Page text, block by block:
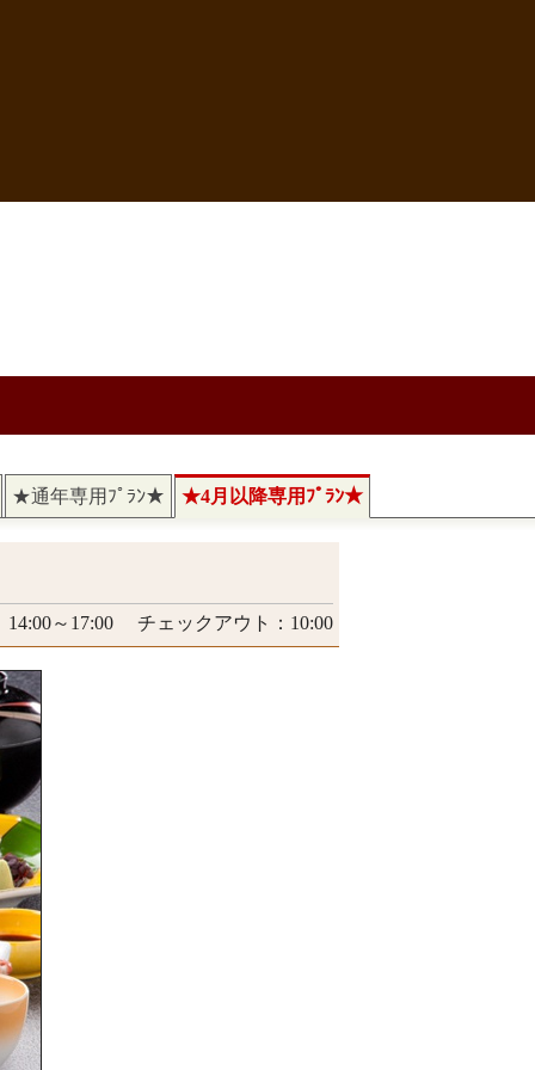
★通年専用ﾌﾟﾗﾝ★ ★4月以降専用ﾌﾟﾗﾝ★
14:00～17:00 チェックアウト：10:00